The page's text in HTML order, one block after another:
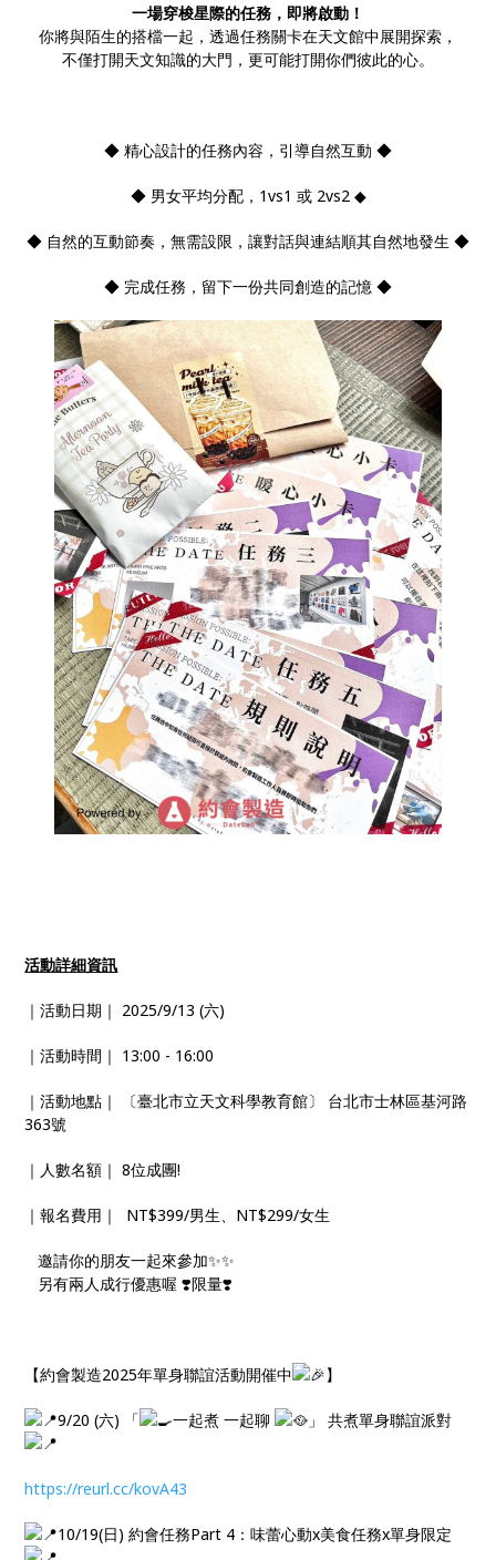
一場穿梭星際的任務，即將啟動！
你將與陌生的搭檔一起，透過任務關卡在天文館中展開探索，
不僅打開天文知識的大門，更可能打開你們彼此的心。
◆ 精心設計的任務內容，引導自然互動 ◆
◆ 男女平均分配，1vs1 或 2vs2 ◆
◆ 自然的互動節奏，無需設限，讓對話與連結順其自然地發生 ◆
◆ 完成任務，留下一份共同創造的記憶 ◆
活動詳細資訊
｜活動日期｜ 2025/9/13 (六)
｜活動時間｜ 13:00 - 16:00
｜活動地點｜ 〔臺北市立天文科學教育館〕 台北市士林區基河路
363號
｜人數名額｜ 8位成團!
｜報名費用｜ NT$399/男生、NT$299/女生
邀請你的朋友一起來參加✨✨
另有兩人成行優惠喔 ❣️限量❣️
【約會製造2025年單身聯誼活動開催中 】
9/20 (六) 「 一起煮 一起聊 」 共煮單身聯誼派對
https://reurl.cc/kovA43
10/19(日) 約會任務Part 4：味蕾心動x美食任務x單身限定